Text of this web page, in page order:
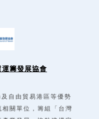
籌發展協會
自由貿易港區等優勢
關單位，籌組「台灣